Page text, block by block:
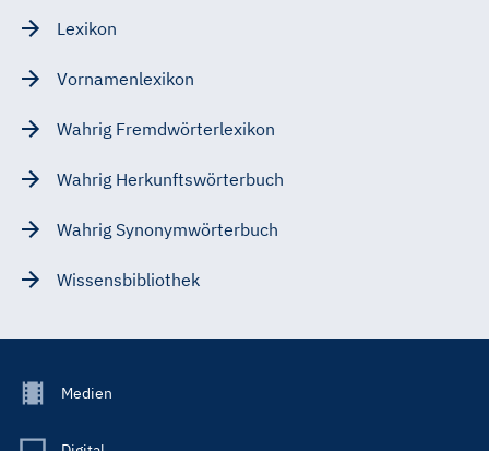
Lexikon
Vornamenlexikon
Wahrig Fremdwörterlexikon
Wahrig Herkunftswörterbuch
Wahrig Synonymwörterbuch
Wissensbibliothek
Footer
Main
Medien